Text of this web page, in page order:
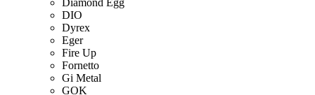
DIO
Dyrex
Eger
Fire Up
Fornetto
Gi Metal
GOK